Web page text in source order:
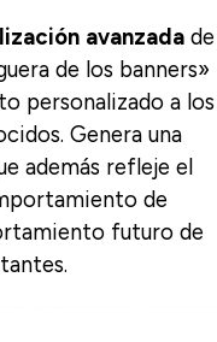
avanzada de
de los banners»
personalizado a los
Genera una
además refleje el
de
futuro de